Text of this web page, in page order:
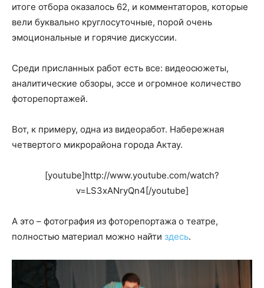
итоге отбора оказалось 62, и комментаторов, которые
вели буквально круглосуточные, порой очень
эмоциональные и горячие дискуссии.
Среди присланных работ есть все: видеосюжеты,
аналитические обзоры, эссе и огромное количество
фоторепортажей.
Вот, к примеру, одна из видеоработ. Набережная
четвертого микрорайона города Актау.
[youtube]http://www.youtube.com/watch?
v=LS3xANryQn4[/youtube]
А это – фотография из фоторепортажа о театре,
полностью материал можно найти здесь.